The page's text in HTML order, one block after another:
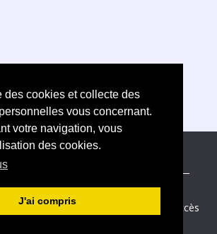
des cookies et collecte des
vous concernant.
votre navigation, vous
des cookies.
J'ai compris
électronique 2609-5742
de confidentialité
—
Déclaration d’éthique
Chapitre 9—
Accès